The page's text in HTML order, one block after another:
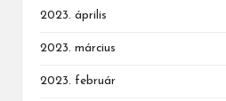
2023. április
2023. március
2023. február